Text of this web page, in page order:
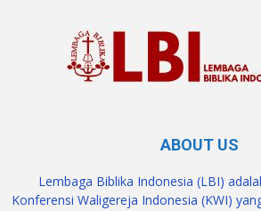
ABOUT US
Lembaga Biblika Indonesia (LBI)
Konferensi Waligereja Indonesia (KWI)